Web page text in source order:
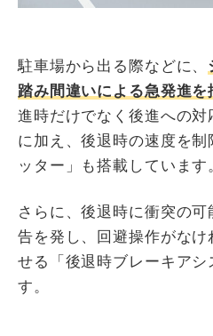
駐車場から出る際などに、
踏み間違いによる急発進を
進時だけでなく後進への対
に加え、後退時の速度を制
ッター」も搭載しています
さらに、後退時に衝突の
告を発し、回避操作がなけ
せる「後退時ブレーキア
す。